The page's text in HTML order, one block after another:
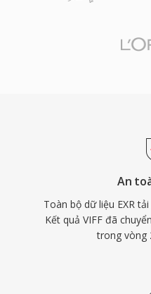
An
Toàn bộ dữ liệu EXR
Kết quả VIFF đã
trong vòng